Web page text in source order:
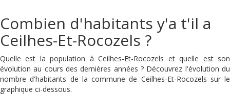
Combien d'habitants y'a t'il a
Ceilhes-Et-Rocozels ?
Quelle est la population à Ceilhes-Et-Rocozels et quelle est son
évolution au cours des dernières années ? Découvrez l'évolution du
nombre d'habitants de la commune de Ceilhes-Et-Rocozels sur le
graphique ci-dessous.